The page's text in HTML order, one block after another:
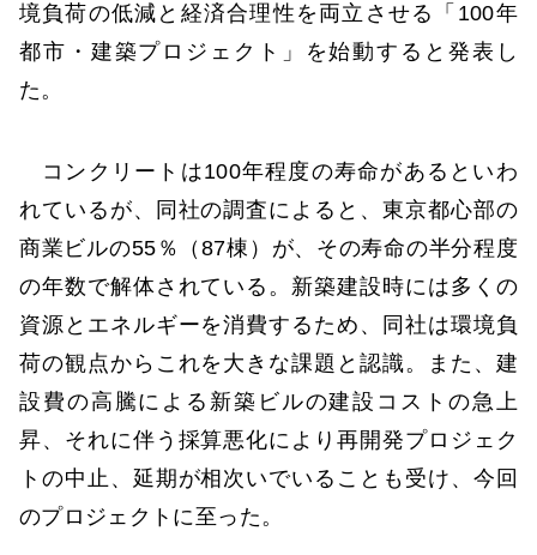
境負荷の低減と経済合理性を両立させる「100年
都市・建築プロジェクト」を始動すると発表し
た。
コンクリートは100年程度の寿命があるといわ
れているが、同社の調査によると、東京都心部の
商業ビルの55％（87棟）が、その寿命の半分程度
の年数で解体されている。新築建設時には多くの
資源とエネルギーを消費するため、同社は環境負
荷の観点からこれを大きな課題と認識。また、建
設費の高騰による新築ビルの建設コストの急上
昇、それに伴う採算悪化により再開発プロジェク
トの中止、延期が相次いでいることも受け、今回
のプロジェクトに至った。